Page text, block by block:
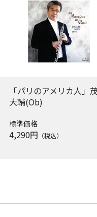
「パリのアメリカ人」
大輔(Ob)
標準価格
4,290円 （税込）